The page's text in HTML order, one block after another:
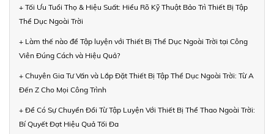
+ Tối Ưu Tuổi Thọ & Hiệu Suất: Hiểu Rõ Kỹ Thuật Bảo Trì Thiết Bị Tập
Thể Dục Ngoài Trời
+ Làm thế nào để Tập luyện với Thiết Bị Thể Dục Ngoài Trời tại Công
Viên Đúng Cách và Hiệu Quả?
+ Chuyên Gia Tư Vấn và Lắp Đặt Thiết Bị Tập Thể Dục Ngoài Trời: Từ A
Đến Z Cho Mọi Công Trình
+ Để Có Sự Chuyển Đổi Từ Tập Luyện Với Thiết Bị Thể Thao Ngoài Trời:
Bí Quyết Đạt Hiệu Quả Tối Đa